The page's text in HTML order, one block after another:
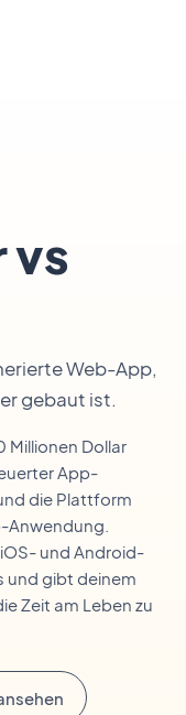
vs
Web-App,
gebaut ist.
Millionen Dollar
App-
die Plattform
und Android-
und gibt deinem
Zeit am Leben zu